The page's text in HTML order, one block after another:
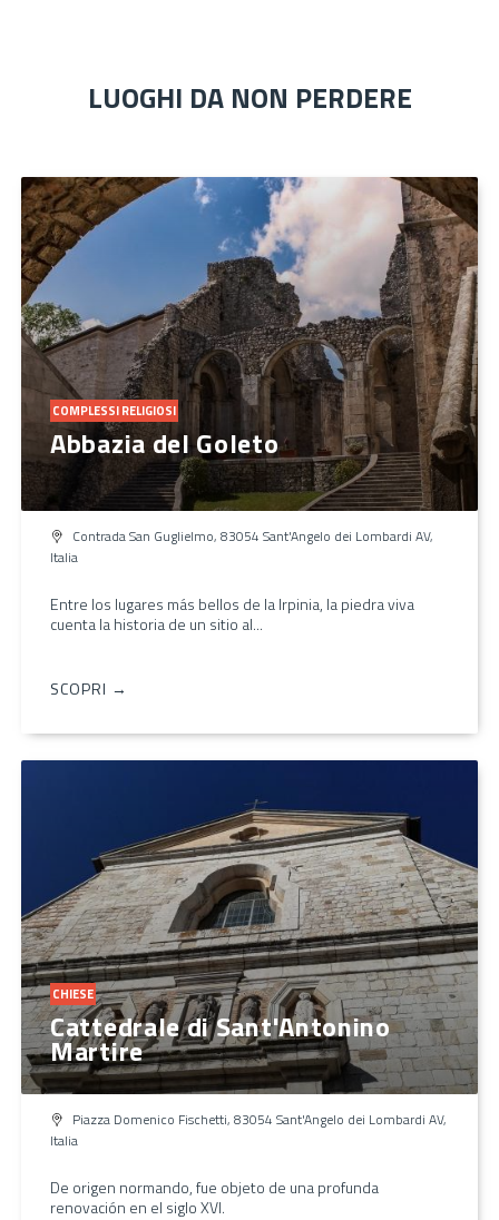
LUOGHI DA NON PERDERE
COMPLESSI RELIGIOSI
Abbazia del Goleto
Contrada San Guglielmo, 83054 Sant'Angelo dei Lombardi AV,
Italia
Entre los lugares más bellos de la Irpinia, la piedra viva
cuenta la historia de un sitio al...
SCOPRI →
CHIESE
Cattedrale di Sant'Antonino
Martire
Piazza Domenico Fischetti, 83054 Sant'Angelo dei Lombardi AV,
Italia
De origen normando, fue objeto de una profunda
renovación en el siglo XVI.